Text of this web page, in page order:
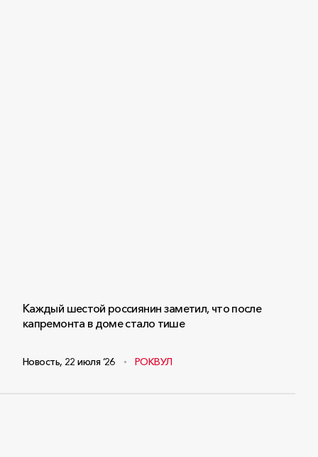
Каждый шестой россиянин заметил, что после
капремонта в доме стало тише
Новость, 22 июля ‘26 РОКВУЛ